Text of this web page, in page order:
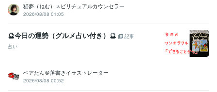
猫夢（ねむ）スピリチュアルカウンセラー
2026/08/08 01:05
🔮今日の運勢（グルメ占い付き）🔮
記事
占い
ベアたん＠落書きイラストレーター
2026/08/08 00:52